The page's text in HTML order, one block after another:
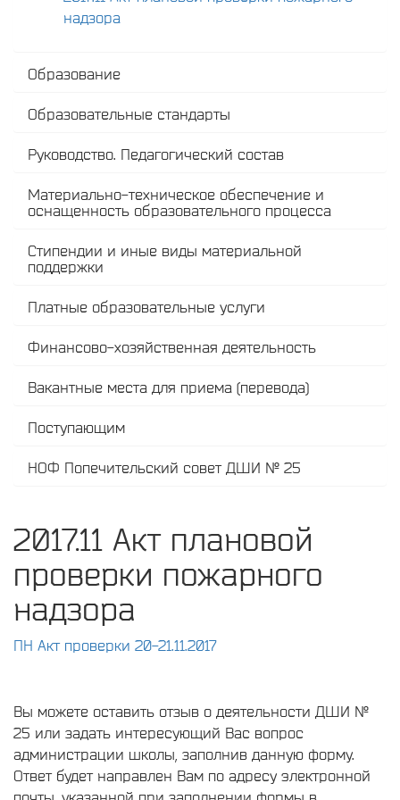
надзора
Образование
Образовательные стандарты
Руководство. Педагогический состав
Материально-техническое обеспечение и
оснащенность образовательного процесса
Стипендии и иные виды материальной
поддержки
Платные образовательные услуги
Финансово-хозяйственная деятельность
Вакантные места для приема (перевода)
Поступающим
НОФ Попечительский совет ДШИ № 25
2017.11 Акт плановой
проверки пожарного
надзора
ПН Акт проверки 20-21.11.2017
Вы можете оставить отзыв о деятельности ДШИ №
25 или задать интересующий Вас вопрос
администрации школы, заполнив данную форму.
Ответ будет направлен Вам по адресу электронной